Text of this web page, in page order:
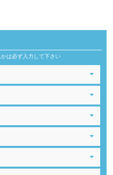
は必ず入力して下さい